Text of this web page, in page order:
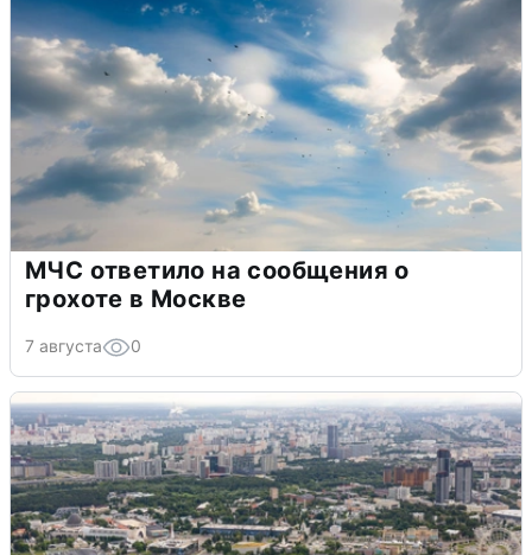
МЧС ответило на сообщения о
грохоте в Москве
7 августа 0